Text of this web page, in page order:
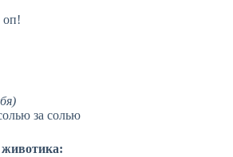
оп!
за солью